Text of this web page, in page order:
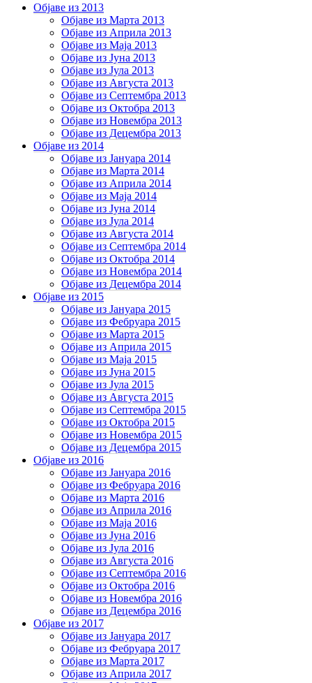
Објаве из 2013
Објаве из Марта 2013
Објаве из Априла 2013
Објаве из Маја 2013
Објаве из Јунa 2013
Објаве из Јула 2013
Објаве из Августа 2013
Објаве из Септембра 2013
Објаве из Октобра 2013
Објаве из Новембра 2013
Објаве из Децембра 2013
Објаве из 2014
Објаве из Јануара 2014
Објаве из Марта 2014
Објаве из Априла 2014
Објаве из Маја 2014
Објаве из Јуна 2014
Објаве из Јула 2014
Објаве из Августа 2014
Објаве из Септембра 2014
Објаве из Октобра 2014
Објаве из Новембра 2014
Објаве из Децембра 2014
Објаве из 2015
Објаве из Јануара 2015
Објаве из Фебруара 2015
Објаве из Марта 2015
Објаве из Априла 2015
Објаве из Маја 2015
Објаве из Јуна 2015
Објаве из Јула 2015
Објаве из Августа 2015
Објаве из Септембра 2015
Објаве из Октобра 2015
Објаве из Новембра 2015
Објаве из Децембра 2015
Објаве из 2016
Објаве из Јануара 2016
Објаве из Фебруара 2016
Објаве из Марта 2016
Објаве из Априла 2016
Објаве из Маја 2016
Објаве из Јуна 2016
Објаве из Јула 2016
Објаве из Августа 2016
Објаве из Септембра 2016
Објаве из Октобра 2016
Објаве из Новембра 2016
Објаве из Децембра 2016
Објаве из 2017
Објаве из Јануара 2017
Објаве из Фебруара 2017
Објаве из Марта 2017
Објаве из Априла 2017